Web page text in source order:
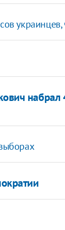
украинцев,
набрал